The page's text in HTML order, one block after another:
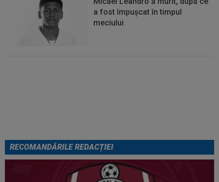
a fost împușcat în timpul
meciului
RECOMANDĂRILE REDACȚIEI